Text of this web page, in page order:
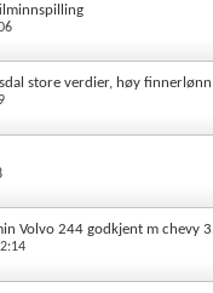
store verdier, høy
Volvo 244 godkjent m chevy